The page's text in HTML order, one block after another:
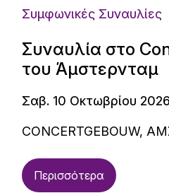
Συμφωνικές Συναυλίες
Συναυλία στο
του Άμστερνταμ
Σαβ. 10 Οκτωβρίου
CONCERTGEBOUW,
Περισσότερα